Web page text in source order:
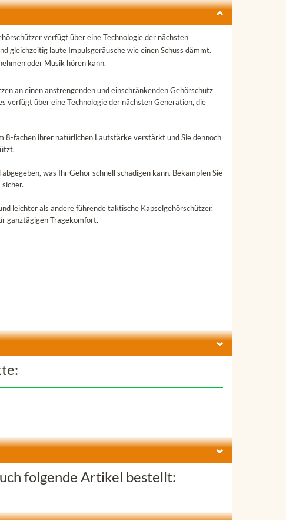
verfügt über eine Technologie der nächsten
gleichzeitig laute Impulsgeräusche wie einen Schuss dämmt.
oder Musik hören kann.
an einen anstrengenden und einschränkenden Gehörschutz
verfügt über eine Technologie der nächsten Generation, die
8-fachen ihrer natürlichen Lautstärke verstärkt und Sie dennoch
was Ihr Gehör schnell schädigen kann. Bekämpfen Sie
leichter als andere führende taktische Kapselgehörschützer.
ganztägigen Tragekomfort.
folgende Artikel bestellt: